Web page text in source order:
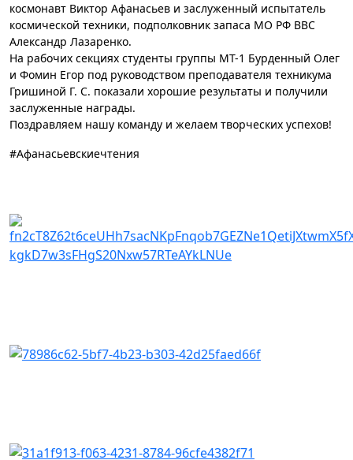
космонавт Виктор Афанасьев и заслуженный испытатель
космической техники, подполковник запаса МО РФ ВВС
Александр Лазаренко.
На рабочих секциях студенты группы МТ-1 Бурденный Олег
и Фомин Егор под руководством преподавателя техникума
Гришиной Г. С. показали хорошие результаты и получили
заслуженные награды.
Поздравляем нашу команду и желаем творческих успехов!
#Афанасьевскиечтения